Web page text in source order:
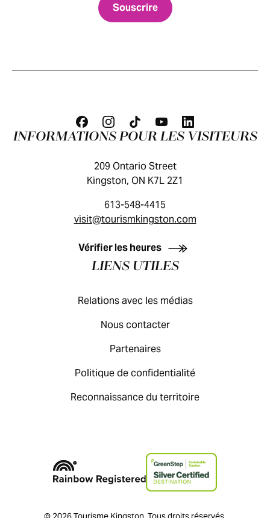
GUIDE DES VISITEURS
INFORMATIONS POUR LES VISITEURS
209 Ontario Street
Kingston, ON K7L 2Z1
613-548-4415
visit@tourismkingston.com
Vérifier les heures
LIENS UTILES
Relations avec les médias
Nous contacter
Partenaires
Politique de confidentialité
Reconnaissance du territoire